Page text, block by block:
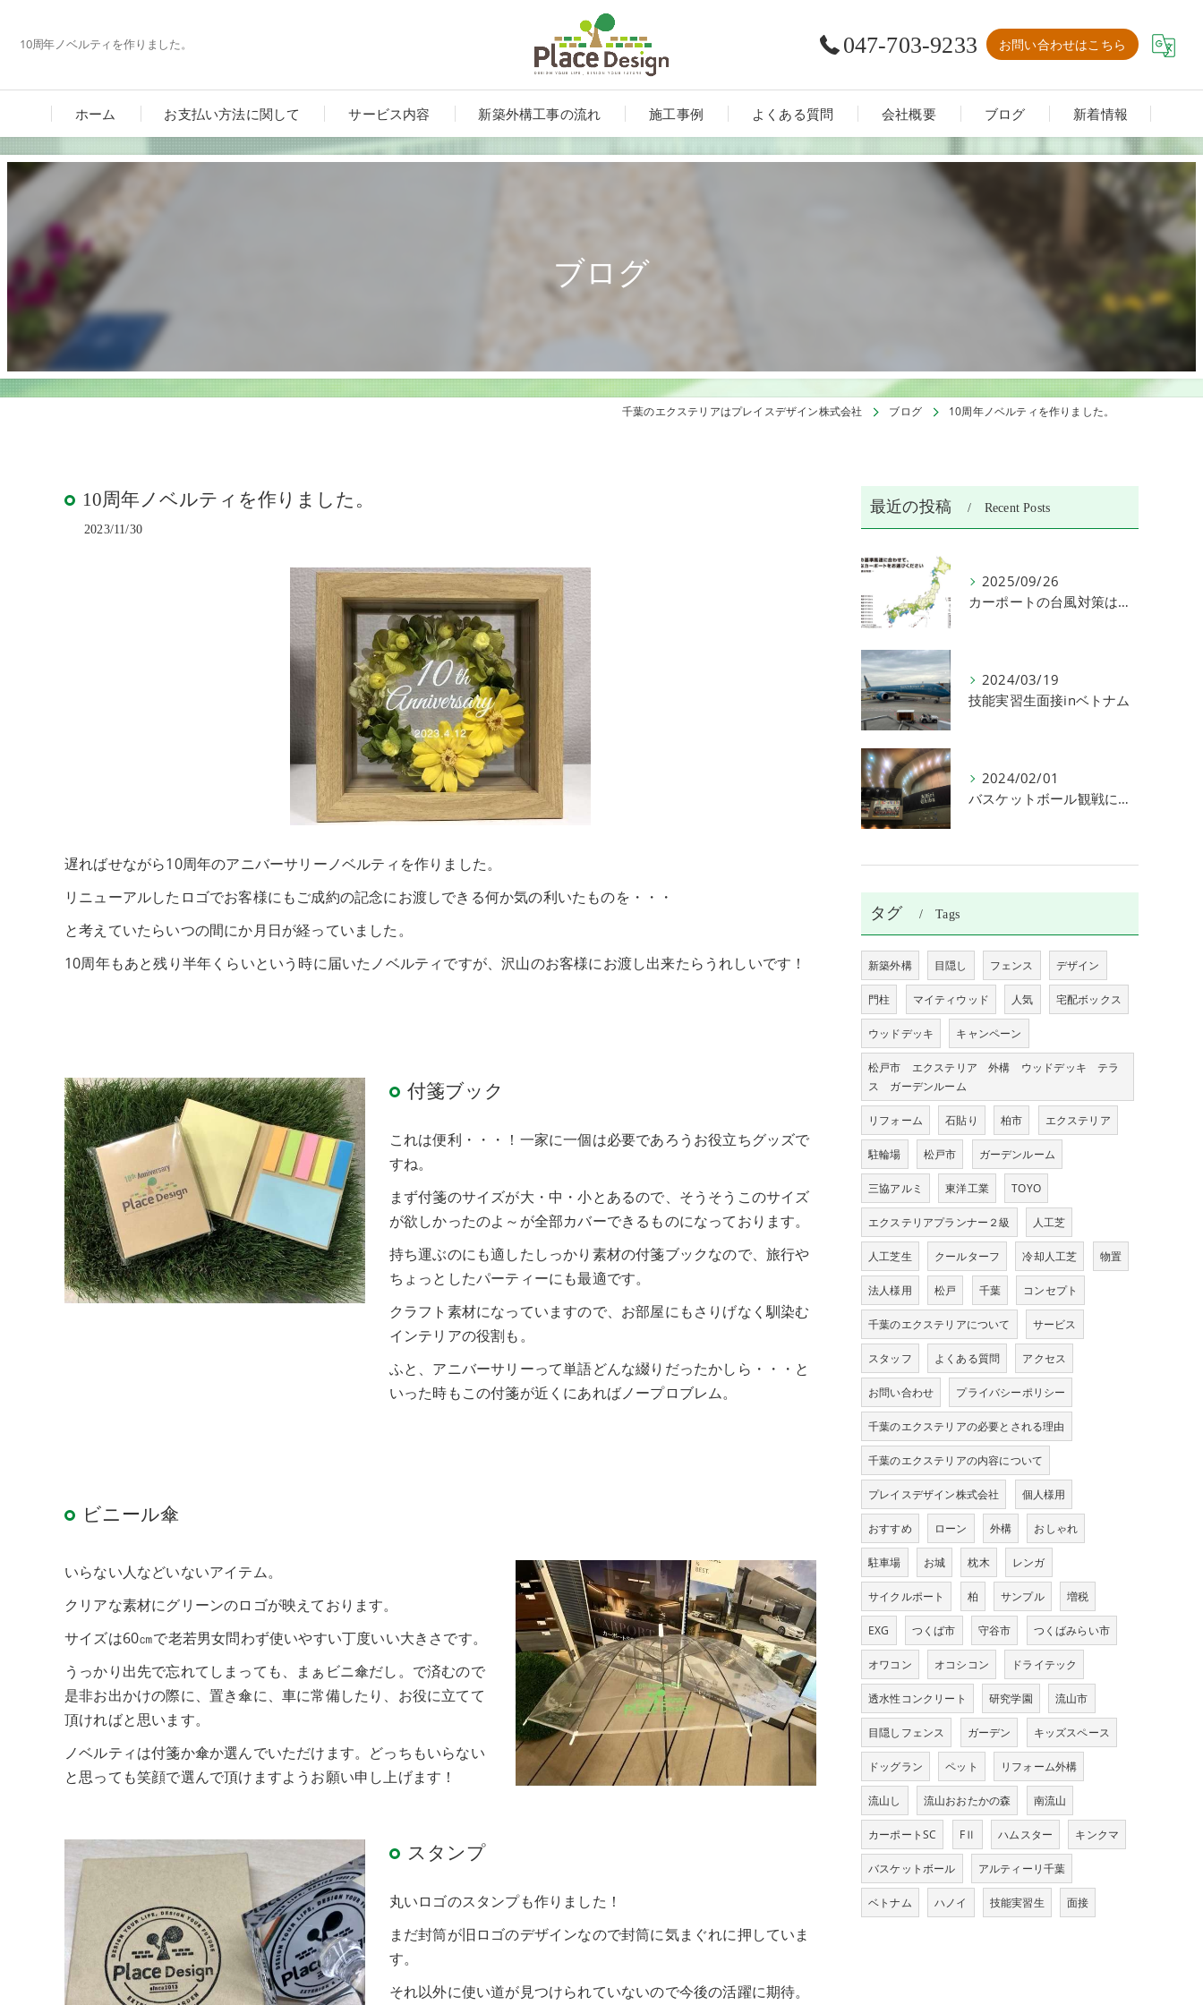
10周年ノベルティを作りました。 047-703-9233 お問い合わせはこちら
ホーム お支払い方法に関して サービス内容
ガーデンルーム・テラス・サンルーム
新築外構工事の流れ 施工事例 よくある質問 会社概要 ブログ 新着情報
ブログ
千葉のエクステリアはプレイスデザイン株式会社 ブログ 10周年ノベルティを作りました。
10周年ノベルティを作りました。
2023/11/30
遅ればせながら10周年のアニバーサリーノベルティを作りました。
リニューアルしたロゴでお客様にもご成約の記念にお渡しできる何か気の利いたものを・・・
と考えていたらいつの間にか月日が経っていました。
10周年もあと残り半年くらいという時に届いたノベルティですが、沢山のお客様にお渡し出来たらうれしいです！
付箋ブック
これは便利・・・！一家に一個は必要であろうお役立ちグッズで
すね。
まず付箋のサイズが大・中・小とあるので、そうそうこのサイズ
が欲しかったのよ～が全部カバーできるものになっております。
持ち運ぶのにも適したしっかり素材の付箋ブックなので、旅行や
ちょっとしたパーティーにも最適です。
クラフト素材になっていますので、お部屋にもさりげなく馴染む
インテリアの役割も。
ふと、アニバーサリーって単語どんな綴りだったかしら・・・と
いった時もこの付箋が近くにあればノープロブレム。
ビニール傘
いらない人などいないアイテム。
クリアな素材にグリーンのロゴが映えております。
サイズは60㎝で老若男女問わず使いやすい丁度いい大きさです。
うっかり出先で忘れてしまっても、まぁビニ傘だし。で済むので
是非お出かけの際に、置き傘に、車に常備したり、お役に立てて
頂ければと思います。
ノベルティは付箋か傘か選んでいただけます。どっちもいらない
と思っても笑顔で選んで頂けますようお願い申し上げます！
スタンプ
丸いロゴのスタンプも作りました！
まだ封筒が旧ロゴのデザインなので封筒に気まぐれに押していま
す。
それ以外に使い道が見つけられていないので今後の活躍に期待。
最近の投稿 Recent Posts
2025/09/26
カーポートの台風対策は何がある？
2024/03/19
技能実習生面接inベトナム
2024/02/01
バスケットボール観戦に行きました
タグ Tags
新築外構 目隠し フェンス デザイン
門柱 マイティウッド 人気 宅配ボックス
ウッドデッキ キャンペーン
松戸市 エクステリア 外構 ウッドデッキ テラ
ス ガーデンルーム
リフォーム 石貼り 柏市 エクステリア
駐輪場 松戸市 ガーデンルーム
三協アルミ 東洋工業 TOYO
エクステリアプランナー２級 人工芝
人工芝生 クールターフ 冷却人工芝 物置
法人様用 松戸 千葉 コンセプト
千葉のエクステリアについて サービス
スタッフ よくある質問 アクセス
お問い合わせ プライバシーポリシー
千葉のエクステリアの必要とされる理由
千葉のエクステリアの内容について
プレイスデザイン株式会社 個人様用
おすすめ ローン 外構 おしゃれ
駐車場 お城 枕木 レンガ
サイクルポート 柏 サンプル 増税
EXG つくば市 守谷市 つくばみらい市
オワコン オコシコン ドライテック
透水性コンクリート 研究学園 流山市
目隠しフェンス ガーデン キッズスペース
ドッグラン ペット リフォーム外構
流山し 流山おおたかの森 南流山
カーポートSC FⅡ ハムスター キンクマ
バスケットボール アルティーリ千葉
ベトナム ハノイ 技能実習生 面接